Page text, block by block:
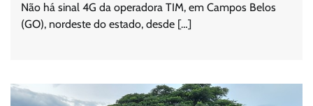
Não há sinal 4G da operadora TIM, em Campos Belos
(GO), nordeste do estado, desde […]